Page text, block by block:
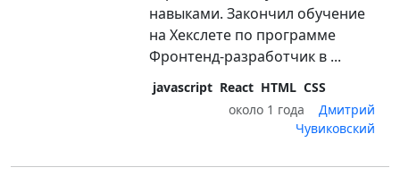
навыками. Закончил обучение
на Хекслете по программе
Фронтенд-разработчик в ...
javascript React HTML CSS
около 1 года
Дмитрий
Чувиковский